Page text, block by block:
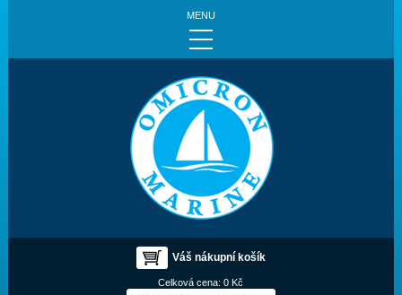
MENU
Váš nákupní košík
Celková cena:0 Kč